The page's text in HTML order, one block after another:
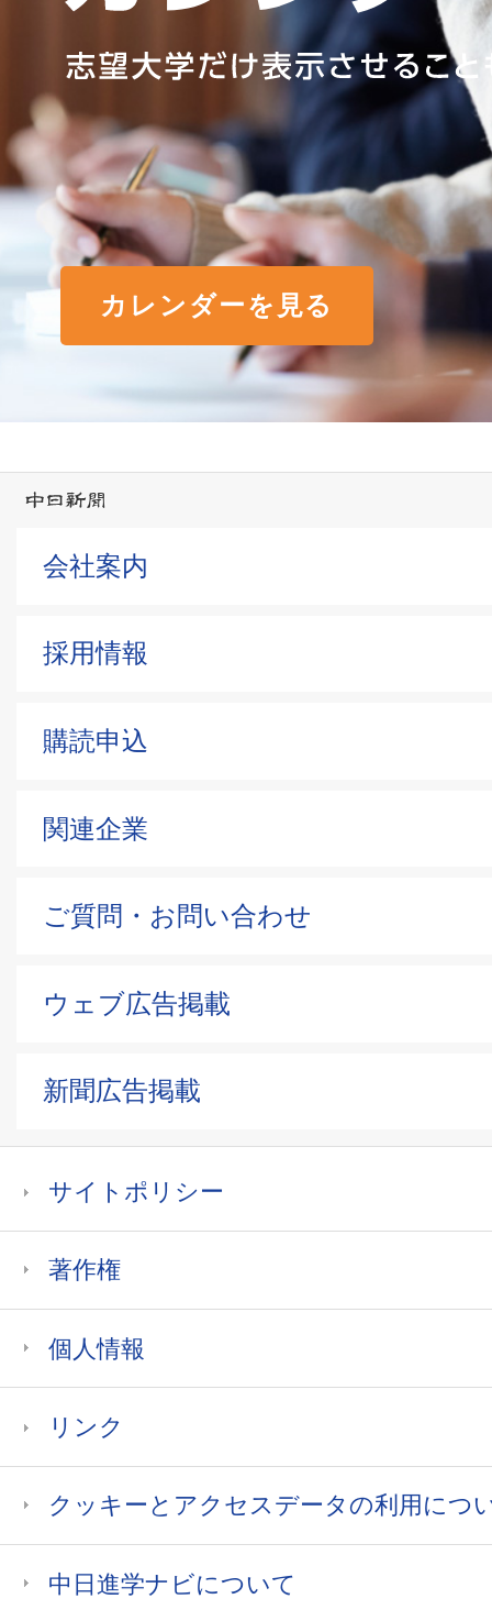
カレンダーを見る
会社案内
採用情報
購読申込
関連企業
ご質問・お問い合わせ
ウェブ広告掲載
新聞広告掲載
サイトポリシー
著作権
個人情報
リンク
クッキーとアクセスデータの利用につ
中日進学ナビについて